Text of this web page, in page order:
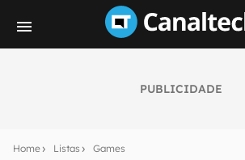
PUBLICIDADE
Home Listas Games
notícias e reviews sobre tecnologia